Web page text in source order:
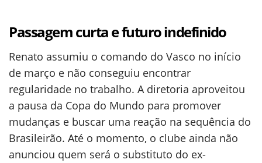
Passagem curta e futuro indefinido
Renato assumiu o comando do Vasco no início
de março e não conseguiu encontrar
regularidade no trabalho. A diretoria aproveitou
a pausa da Copa do Mundo para promover
mudanças e buscar uma reação na sequência do
Brasileirão. Até o momento, o clube ainda não
anunciou quem será o substituto do ex-